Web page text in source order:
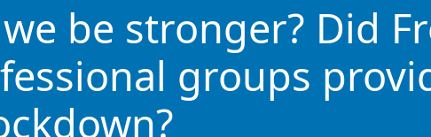
be stronger? Did
groups